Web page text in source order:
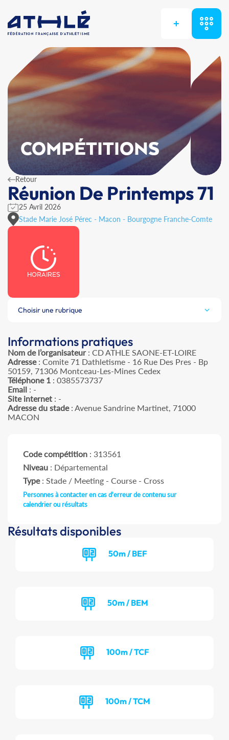
+
COMPÉTITIONS
Retour
Réunion De Printemps 71
25 Avril 2026
Stade Marie José Pérec - Macon - Bourgogne Franche-Comte
HORAIRES
Choisir une rubrique
Informations pratiques
Nom de l’organisateur: CD ATHLE SAONE-ET-LOIRE
Adresse: Comite 71 Dathletisme - 16 Rue Des Pres - Bp
50159, 71306 Montceau-Les-Mines Cedex
Téléphone 1 : 0385573737
Email : -
Site internet : -
Adresse du stade: Avenue Sandrine Martinet, 71000
MACON
Code compétition : 313561
Niveau : Départemental
Type: Stade / Meeting - Course - Cross
Personnes à contacter en cas d'erreur de contenu sur
calendrier ou résultats
Résultats disponibles
50m / BEF
50m / BEM
100m / TCF
100m / TCM